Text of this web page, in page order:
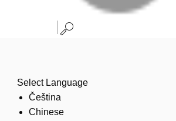
Select Language
Čeština
Chinese